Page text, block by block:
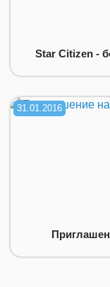
Star Citizen -
31.01.2016